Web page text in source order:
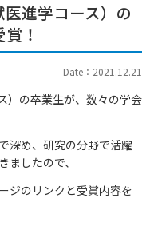
進学コース）の
！
Date：2021.12.21
）の卒業生が、数々の学会
深め、研究の分野で活躍
したので、
ジのリンクと受賞内容を